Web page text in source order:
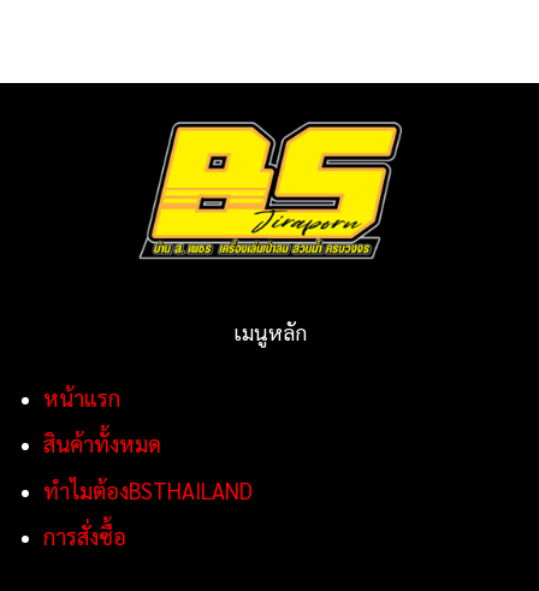
เมนูหลัก
หน้าแรก
สินค้าทั้งหมด
ทำไมต้องBSTHAILAND
การสั่งซื้อ